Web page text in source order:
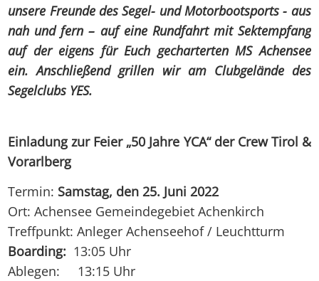
unsere Freunde des Segel- und Motorbootsports - aus
nah und fern – auf eine Rundfahrt mit Sektempfang
auf der eigens für Euch gecharterten MS Achensee
ein. Anschließend grillen wir am Clubgelände des
Segelclubs YES.
Einladung zur Feier „50 Jahre YCA“ der Crew Tirol &
Vorarlberg
Termin: Samstag, den 25. Juni 2022
Ort: Achensee Gemeindegebiet Achenkirch
Treffpunkt: Anleger Achenseehof / Leuchtturm
Boarding: 13:05 Uhr
Ablegen: 13:15 Uhr